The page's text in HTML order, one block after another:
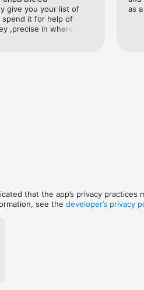
give you your list of
spend it for help of
,precise in where they
as
that the app’s privacy practices
see the developer’s privacy